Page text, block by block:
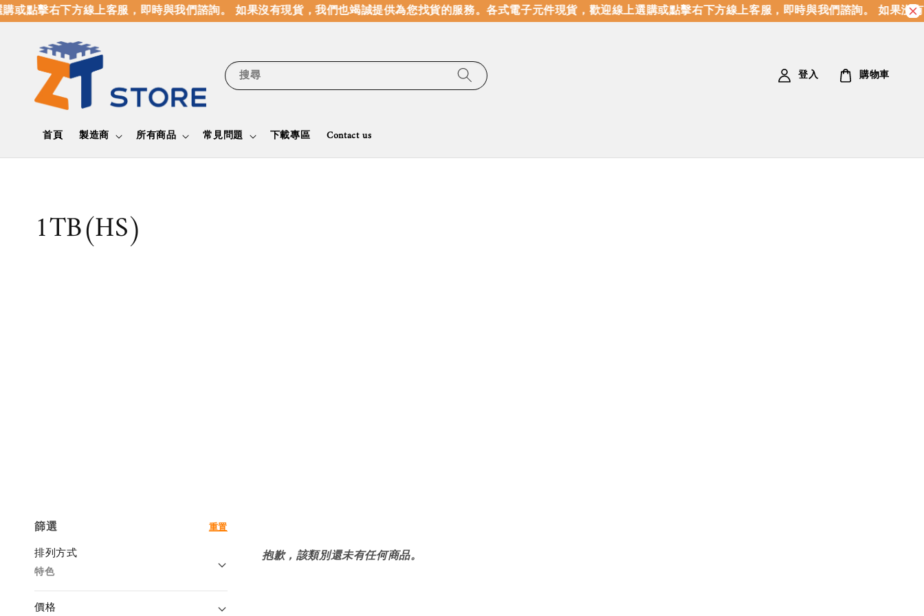
點擊右下方線上客服，即時與我們諮詢。 如果沒有現貨，我們也竭誠提供為您找貨的服務。各式電子元件現貨，歡迎線上選購或點擊右下方線上客服，即時與我們諮詢。 如果沒
搜尋
首頁 製造商 所有商品 常見問題 下載專區 Contact us
登入 購物車
1TB(HS)
篩選 重置
排列方式
特色
價格
抱歉，該類別還未有任何商品。